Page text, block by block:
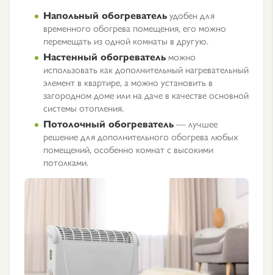
Напольный обогревательудобен для
временного обогрева помещения, его можно
перемещать из одной комнаты в другую.
Настенный обогревательможно
использовать как дополнительный нагревательный
элемент в квартире, а можно установить в
загородном доме или на даче в качестве основной
системы отопления.
Потолочный обогреватель— лучшее
решение для дополнительного обогрева любых
помещений, особенно комнат с высокими
потолками.